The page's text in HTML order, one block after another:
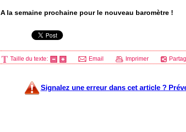
A la semaine prochaine pour le nouveau baromètre !
Taille du texte: Email Imprimer
Signalez une erreur dans cet article ?